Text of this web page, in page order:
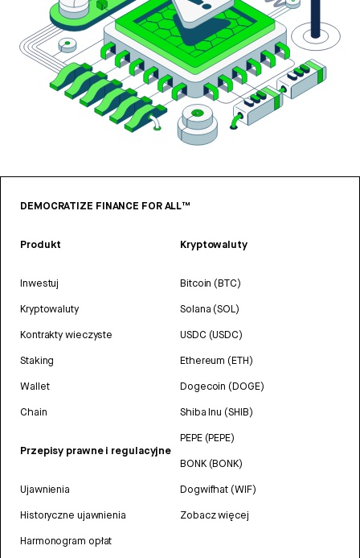
DEMOCRATIZE FINANCE FOR ALL™
Produkt
Inwestuj
Kryptowaluty
Kontrakty wieczyste
Staking
Wallet
Chain
Przepisy prawne i regulacyjne
Ujawnienia
Historyczne ujawnienia
Harmonogram opłat
Kryptowaluty
Bitcoin (BTC)
Solana (SOL)
USDC (USDC)
Ethereum (ETH)
Dogecoin (DOGE)
Shiba Inu (SHIB)
PEPE (PEPE)
BONK (BONK)
Dogwifhat (WIF)
Zobacz więcej